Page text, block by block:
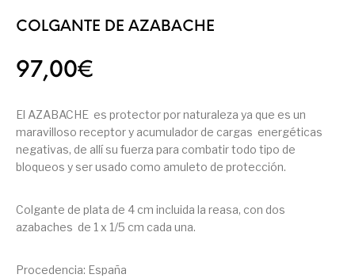
COLGANTE DE AZABACHE
97,00€
El AZABACHE es protector por naturaleza ya que es un
maravilloso receptor y acumulador de cargas energéticas
negativas, de allí su fuerza para combatir todo tipo de
bloqueos y ser usado como amuleto de protección.
Colgante de plata de 4 cm incluida la reasa, con dos
azabaches de 1 x 1/5 cm cada una.
Procedencia: España